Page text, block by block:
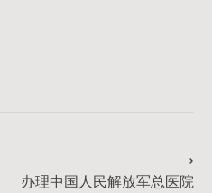
办理中国人民解放军总医院
⟶